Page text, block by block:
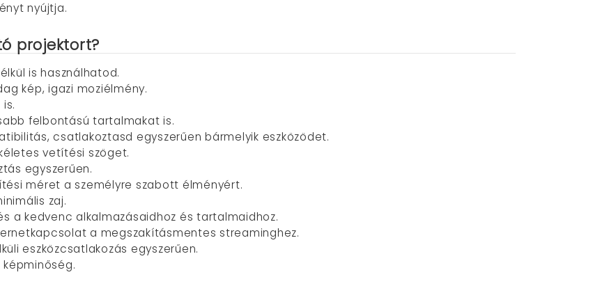
nyújtja.
projektort?
is használhatod.
kép, igazi moziélmény.
felbontású tartalmakat is.
csatlakoztasd egyszerűen bármelyik eszközödet.
vetítési szöget.
egyszerűen.
méret a személyre szabott élményért.
zaj.
a kedvenc alkalmazásaidhoz és tartalmaidhoz.
a megszakításmentes streaminghez.
eszközcsatlakozás egyszerűen.